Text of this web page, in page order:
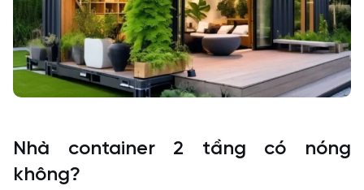
Nhà container 2 tầng có nóng
không?